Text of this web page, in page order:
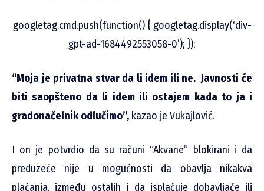
googletag.cmd.push(function() { googletag.display(‘div-
gpt-ad-1684492553058-0’); });
“Moja je privatna stvar da li idem ili ne. Javnosti će
biti saopšteno da li idem ili ostajem kada to ja i
gradonačelnik odlučimo”, kazao je Vukajlović.
I on je potvrdio da su računi “Akvane” blokirani i da
preduzeće nije u mogućnosti da obavlja nikakva
plaćanja, između ostalih i da isplaćuje dobavljače ili